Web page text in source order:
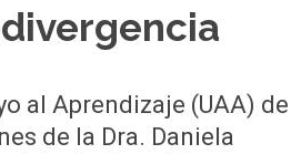
al Aprendizaje (UAA) de
de la Dra. Daniela